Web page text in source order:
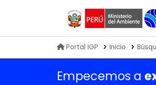
Portal IGP Inicio
Empecemos a